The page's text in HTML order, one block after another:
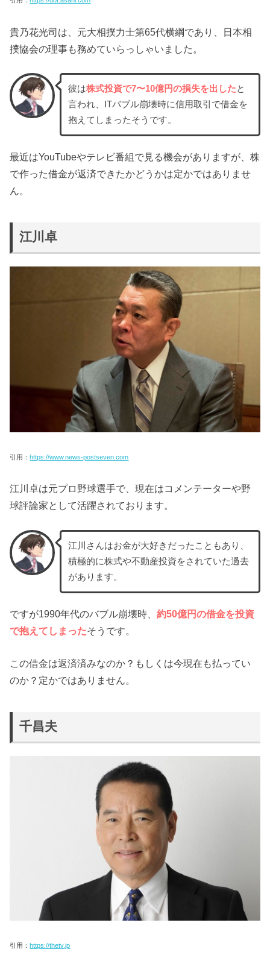
貴乃花光司は、元大相撲力士第65代横綱であり、日本相
撲協会の理事も務めていらっしゃいました。
彼は株式投資で7〜10億円の損失を出したと
言われ、ITバブル崩壊時に信用取引で借金を
抱えてしまったそうです。
最近はYouTubeやテレビ番組で見る機会がありますが、株
で作った借金が返済できたかどうかは定かではありませ
ん。
江川卓
引用：https://www.news-postseven.com
江川卓は元プロ野球選手で、現在はコメンテーターや野
球評論家として活躍されております。
江川さんはお金が大好きだったこともあり、
積極的に株式や不動産投資をされていた過去
があります。
ですが1990年代のバブル崩壊時、約50億円の借金を投資
で抱えてしまったそうです。
この借金は返済済みなのか？もしくは今現在も払ってい
のか？定かではありません。
千昌夫
引用：https://thetv.jp